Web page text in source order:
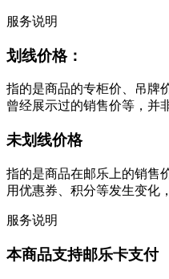
服务说明
划线价格：
指的是商品的专柜价、吊牌
曾经展示过的销售价等，并
未划线价格
指的是商品在邮乐上的销售
用优惠券、积分等发生变化
服务说明
本商品支持邮乐卡支付